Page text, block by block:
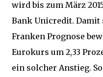
wird bis zum März
Bank Unicredit. Damit
Franken Prognose
Eurokurs um 2,33
ein solcher Anstieg.